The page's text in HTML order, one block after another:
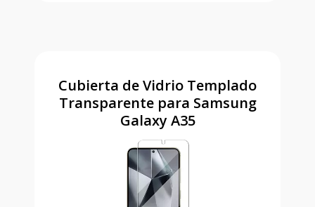
Cubierta de Vidrio Templado
Transparente para Samsung
Galaxy A35